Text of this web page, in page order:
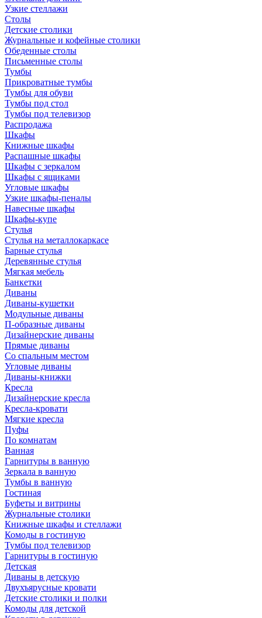
Узкие стеллажи
Столы
Детские столики
Журнальные и кофейные столики
Обеденные столы
Письменные столы
Тумбы
Прикроватные тумбы
Тумбы для обуви
Тумбы под стол
Тумбы под телевизор
Распродажа
Шкафы
Книжные шкафы
Распашные шкафы
Шкафы с зеркалом
Шкафы с ящиками
Угловые шкафы
Узкие шкафы-пеналы
Навесные шкафы
Шкафы-купе
Стулья
Стулья на металлокаркасе
Барные стулья
Деревянные стулья
Мягкая мебель
Банкетки
Диваны
Диваны-кушетки
Модульные диваны
П-образные диваны
Дизайнерские диваны
Прямые диваны
Со спальным местом
Угловые диваны
Диваны-книжки
Кресла
Дизайнерские кресла
Кресла-кровати
Мягкие кресла
Пуфы
По комнатам
Ванная
Гарнитуры в ванную
Зеркала в ванную
Тумбы в ванную
Гостиная
Буфеты и витрины
Журнальные столики
Книжные шкафы и стеллажи
Комоды в гостиную
Тумбы под телевизор
Гарнитуры в гостиную
Детская
Диваны в детскую
Двухъярусные кровати
Детские столики и полки
Комоды для детской